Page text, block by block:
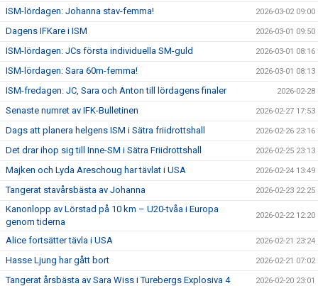
ISM-lördagen: Johanna stav-femma! 2026-03-02 09:00
Dagens IFKare i ISM 2026-03-01 09:50
ISM-lördagen: JCs första individuella SM-guld 2026-03-01 08:16
ISM-lördagen: Sara 60m-femma! 2026-03-01 08:13
ISM-fredagen: JC, Sara och Anton till lördagens finaler 2026-02-28
Senaste numret av IFK-Bulletinen 2026-02-27 17:53
Dags att planera helgens ISM i Sätra friidrottshall 2026-02-26 23:16
Det drar ihop sig till Inne-SM i Sätra Friidrottshall 2026-02-25 23:13
Majken och Lyda Areschoug har tävlat i USA 2026-02-24 13:49
Tangerat stavårsbästa av Johanna 2026-02-23 22:25
Kanonlopp av Lörstad på 10 km – U20-tvåa i Europa
genom tiderna
2026-02-22 12:20
Alice fortsätter tävla i USA 2026-02-21 23:24
Hasse Ljung har gått bort 2026-02-21 07:02
Tangerat årsbästa av Sara Wiss i Turebergs Explosiva 4 2026-02-20 23:01